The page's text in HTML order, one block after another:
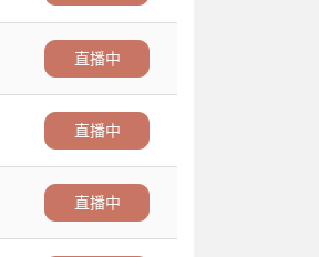
直播中
直播中
直播中